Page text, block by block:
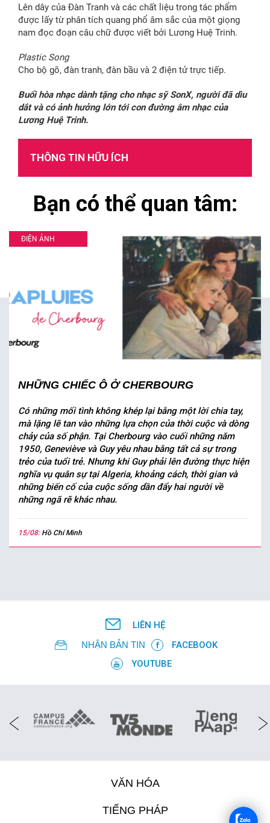
Lên dây của Đàn Tranh và các chất liệu trong tác phẩm
được lấy từ phân tích quang phổ âm sắc của một giọng
nam đọc đoạn câu chữ được viết bởi Lương Huệ Trinh.
Plastic Song
Cho bộ gõ, đàn tranh, đàn bầu và 2 điện tử trực tiếp.
Buổi hòa nhạc dành tặng cho nhạc sỹ SonX, người đã dìu
dắt và có ảnh hưởng lớn tới con đường âm nhạc của
Lương Huệ Trinh.
THÔNG TIN HỮU ÍCH
Bạn có thể quan tâm:
ĐIỆN ẢNH
NHỮNG CHIẾC Ô Ở CHERBOURG
Có những mối tình không khép lại bằng một lời chia tay,
mà lặng lẽ tan vào những lựa chọn của thời cuộc và dòng
chảy của số phận. Tại Cherbourg vào cuối những năm
1950, Geneviève và Guy yêu nhau bằng tất cả sự trong
trẻo của tuổi trẻ. Nhưng khi Guy phải lên đường thực hiện
nghĩa vụ quân sự tại Algeria, khoảng cách, thời gian và
những biến cố của cuộc sống dần đẩy hai người về
những ngã rẽ khác nhau.
15/08: Hồ Chí Minh
LIÊN HỆ
NHẬN BẢN TIN
FACEBOOK
YOUTUBE
VĂN HÓA
TIẾNG PHÁP